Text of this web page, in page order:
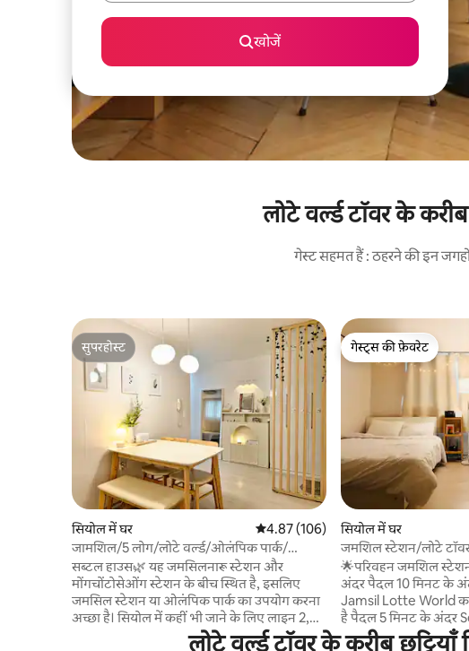
खोजें
लोटे वर्ल्ड टॉवर के
गेस्ट सहमत हैं : ठहरने की इन
सुपरहोस्ट
सुपरहोस्ट
सियोल में घर औसत रेटिंग 5 में से 4.87, 106 समीक्षाएँ
4.87 (106)
जामशिल/5 लोग/लोटे वर्ल्ड/ओलंपिक पार्क/
केएसपीओ डोम/आसन अस्पताल/बांगई मातगोल/
लाइन 9.8/सुकचोन झील/2 एयर कंडीशनर
सब्टल हाउस🌿 यह जमसिलनारू स्टेशन और
मोंगचोंटोसेओंग स्टेशन के बीच स्थित है, इसलिए
जमसिल स्टेशन या ओलंपिक पार्क का उपयोग करना
अच्छा है। सियोल में कहीं भी जाने के लिए लाइन 2,
लाइन 9 और लाइन 8 के ज़रिए परिवहन की सुविधा
गेस्ट्स की फ़ेवरेट
गेस्ट्स की फ़ेवरेट
सियोल में घर
जमशिल स्टेशन/लोटे
World कार से 10 मिनट
- gil # Seokchon Lake
परिवार के दोस्त का
🌟परिवहन जमशिल
अंदर पैदल 10 मिनट के
Jamsil Lotte World
है पैदल 5 मिनट के अंदर
इंच🌟 के नए स्मार्ट बीम
लोटे वर्ल्ड टॉवर के करीब